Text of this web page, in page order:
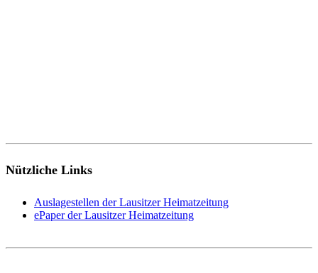
Nützliche Links
Auslagestellen der Lausitzer Heimatzeitung
ePaper der Lausitzer Heimatzeitung